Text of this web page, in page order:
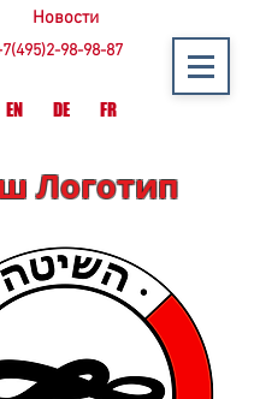
98-98-87
DE
EN FR
Новости
Логотип